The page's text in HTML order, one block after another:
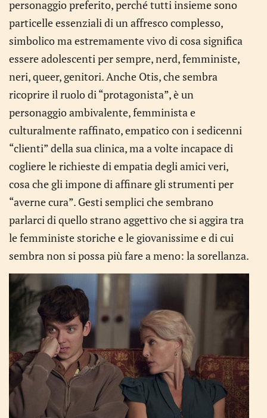
personaggio preferito, perché tutti insieme sono
particelle essenziali di un affresco complesso,
simbolico ma estremamente vivo di cosa significa
essere adolescenti per sempre, nerd, femministe,
neri, queer, genitori. Anche Otis, che sembra
ricoprire il ruolo di “protagonista”, è un
personaggio ambivalente, femminista e
culturalmente raffinato, empatico con i sedicenni
“clienti” della sua clinica, ma a volte incapace di
cogliere le richieste di empatia degli amici veri,
cosa che gli impone di affinare gli strumenti per
“averne cura”. Gesti semplici che sembrano
parlarci di quello strano aggettivo che si aggira tra
le femministe storiche e le giovanissime e di cui
sembra non si possa più fare a meno: la sorellanza.